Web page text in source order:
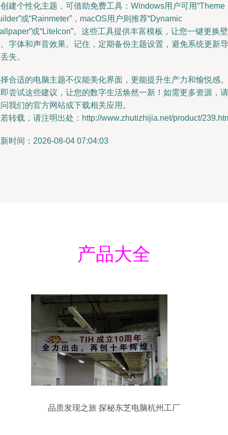
建个性化主题，可借助免费工具：Windows用户可用“Theme
或“Rainmeter”，macOS用户则推荐“Dynamic
或“LiteIcon”。这些工具提供丰富模板，让您一键更换壁
字体和声音效果。记住，定期备份主题设置，避免系统更新导
失。
合适的电脑主题不仅能美化界面，更能提升生产力和愉悦感。
尝试这些建议，让您的数字生活焕然一新！如需更多资源，请
我们的官方网站或下载相关应用。
转载，请注明出处：http://www.zhutizhijia.net/product/
时间：2026-08-04 07:04:03
产品大全
品质发现之旅 探秘东芝电脑杭州工厂